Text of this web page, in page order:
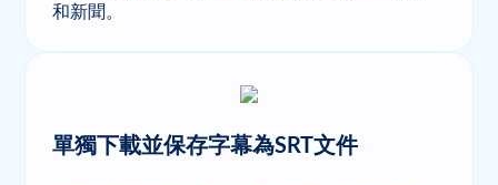
和新聞。
單獨下載並保存字幕為SRT文件